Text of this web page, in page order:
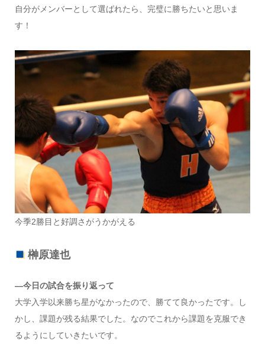
自分がメンバーとして選ばれたら、完璧に勝ちたいと思いま
す！
今季2勝目と好調さがうかがえる
榊原達也
―今日の試合を振り返って
大学入学以来勝ち星がなかったので、勝てて良かったです。し
かし、課題が残る結果でした。なのでこれから課題を克服でき
るようにしていきたいです。